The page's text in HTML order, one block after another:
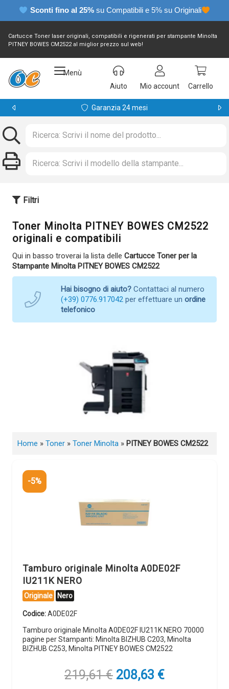
Sconti fino al 25% su Compatibili e 5% su Originali
Cartucce Toner laser originali, compatibili e rigenerati per stampante Minolta
PITNEY BOWES CM2522 al miglior prezzo sul web!
Menù
Aiuto
Mio account Carrello
Garanzia 24 mesi
Filtri
Toner Minolta PITNEY BOWES CM2522
originali e compatibili
Qui in basso troverai la lista delle Cartucce Toner per la
Stampante Minolta PITNEY BOWES CM2522
Hai bisogno di aiuto? Contattaci al numero
(+39) 0776.917042 per effettuare un ordine
telefonico
Home » Toner » Toner Minolta » PITNEY BOWES CM2522
-5%
Tamburo originale Minolta A0DE02F
IU211K NERO
Originale Nero
Codice:A0DE02F
Tamburo originale Minolta A0DE02F IU211K NERO 70000
pagine per Stampanti: Minolta BIZHUB C203, Minolta
BIZHUB C253, Minolta PITNEY BOWES CM2522
219,61€ Il
208,63 €Il